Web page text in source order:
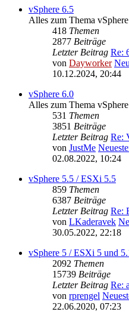
vSphere 6.5
Alles zum Thema
418 Themen
2877 Beiträge
Letzter Beitrag Re:
von Dayworker
10.12.2024, 20:44
vSphere 6.0
Alles zum Thema
531 Themen
3851 Beiträge
Letzter Beitrag Re:
von JustMe
02.08.2022, 10:24
vSphere 5.5 / ESXi 5.5
859 Themen
6387 Beiträge
Letzter Beitrag Re:
von LKaderavek
30.05.2022, 22:18
vSphere 5 / ESXi 5 und
2092 Themen
15739 Beiträge
Letzter Beitrag Re:
von rprengel
22.06.2020, 07:23